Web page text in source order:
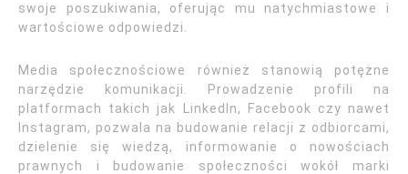
swoje poszukiwania, oferując mu natychmiastowe i
wartościowe odpowiedzi.
Media społecznościowe również stanowią potężne
narzędzie komunikacji. Prowadzenie profili na
platformach takich jak LinkedIn, Facebook czy nawet
Instagram, pozwala na budowanie relacji z odbiorcami,
dzielenie się wiedzą, informowanie o nowościach
prawnych i budowanie społeczności wokół marki